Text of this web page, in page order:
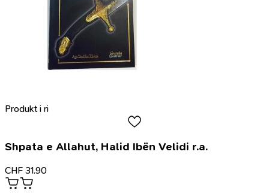
Produkt i ri
Shpata e Allahut, Halid Ibën Velidi r.a.
CHF 31.90